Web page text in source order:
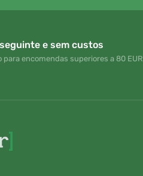
e sem custos
para encomendas superiores a 80 EUR